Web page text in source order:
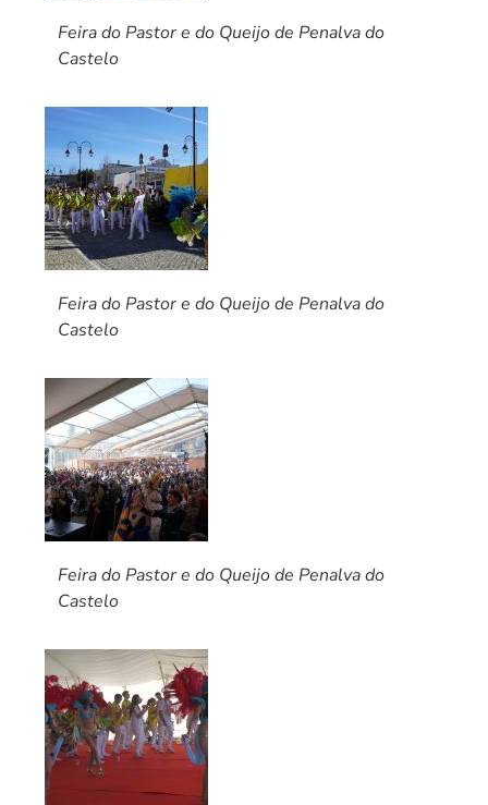
Feira do Pastor e do Queijo de Penalva do
Castelo
Feira do Pastor e do Queijo de Penalva do
Castelo
Feira do Pastor e do Queijo de Penalva do
Castelo